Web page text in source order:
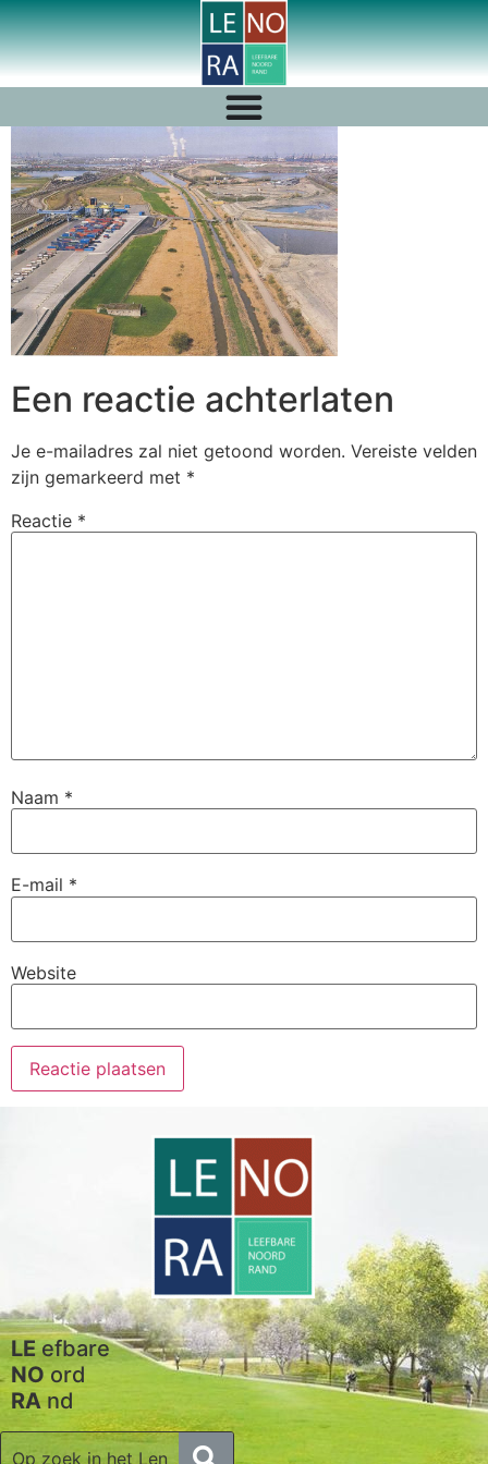
Een reactie achterlaten
Je e-mailadres zal niet getoond worden. Vereiste velden
zijn gemarkeerd met *
Reactie *
Naam *
E-mail *
Website
LEefbare
NOord
RAnd